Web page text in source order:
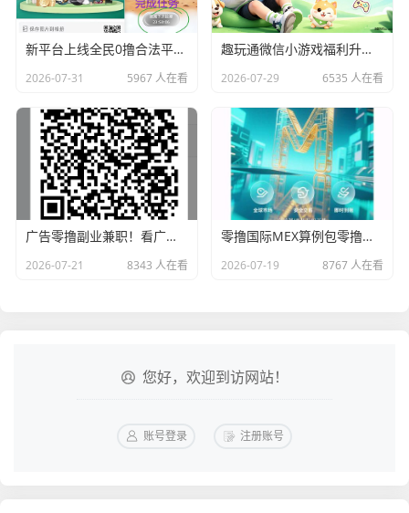
新平台上线全民0撸合法平台6个广告滑落模式
2026-07-31 5967 人在看
趣玩通微信小游戏福利升级！新人红包+每日红包人人有份，零门槛上手
2026-07-29 6535 人在看
广告零撸副业兼职！看广告赚钱真实体验，免费分享
2026-07-21 8343 人在看
零撸国际MEX算例包零撸卷轴无广告一/键领取
2026-07-19 8767 人在看
您好，欢迎到访网站！
账号登录 注册账号